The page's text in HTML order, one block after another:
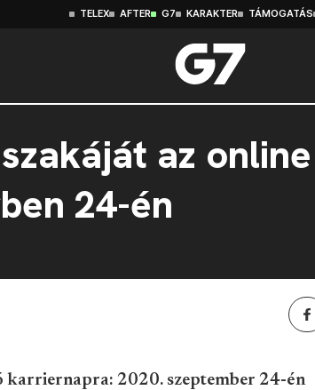
TELEX AFTER G7 KARAKTER TÁMOGATÁS
az
24-én
karriernapra: 2020. szeptember 24-én